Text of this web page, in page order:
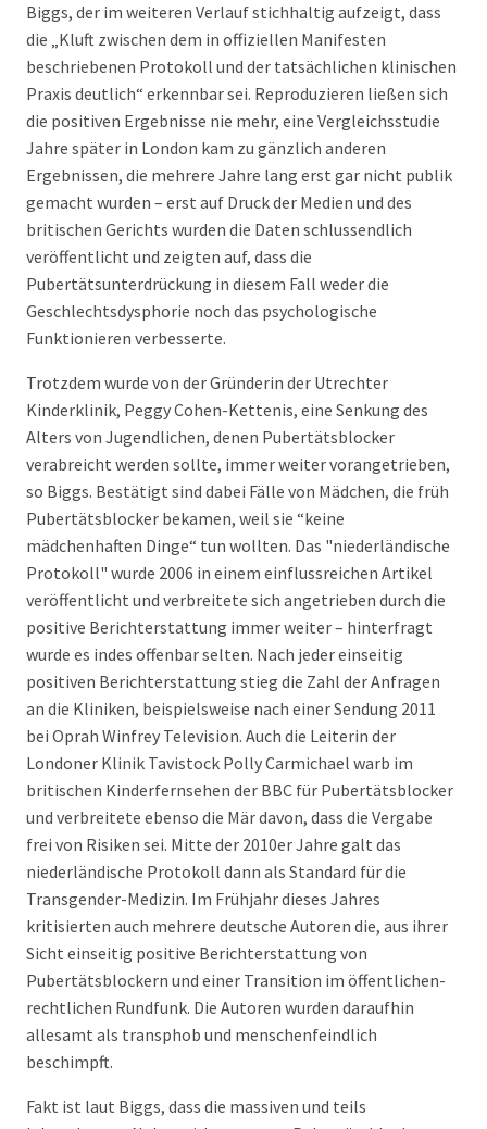
Biggs, der im weiteren Verlauf stichhaltig aufzeigt, dass
die „Kluft zwischen dem in offiziellen Manifesten
beschriebenen Protokoll und der tatsächlichen klinischen
Praxis deutlich“ erkennbar sei. Reproduzieren ließen sich
die positiven Ergebnisse nie mehr, eine Vergleichsstudie
Jahre später in London kam zu gänzlich anderen
Ergebnissen, die mehrere Jahre lang erst gar nicht publik
gemacht wurden – erst auf Druck der Medien und des
britischen Gerichts wurden die Daten schlussendlich
veröffentlicht und zeigten auf, dass die
Pubertätsunterdrückung in diesem Fall weder die
Geschlechtsdysphorie noch das psychologische
Funktionieren verbesserte.
Trotzdem wurde von der Gründerin der Utrechter
Kinderklinik, Peggy Cohen-Kettenis, eine Senkung des
Alters von Jugendlichen, denen Pubertätsblocker
verabreicht werden sollte, immer weiter vorangetrieben,
so Biggs. Bestätigt sind dabei Fälle von Mädchen, die früh
Pubertätsblocker bekamen, weil sie “keine
mädchenhaften Dinge“ tun wollten. Das "niederländische
Protokoll" wurde 2006 in einem einflussreichen Artikel
veröffentlicht und verbreitete sich angetrieben durch die
positive Berichterstattung immer weiter – hinterfragt
wurde es indes offenbar selten. Nach jeder einseitig
positiven Berichterstattung stieg die Zahl der Anfragen
an die Kliniken, beispielsweise nach einer Sendung 2011
bei Oprah Winfrey Television. Auch die Leiterin der
Londoner Klinik Tavistock Polly Carmichael warb im
britischen Kinderfernsehen der BBC für Pubertätsblocker
und verbreitete ebenso die Mär davon, dass die Vergabe
frei von Risiken sei. Mitte der 2010er Jahre galt das
niederländische Protokoll dann als Standard für die
Transgender-Medizin. Im Frühjahr dieses Jahres
kritisierten auch mehrere deutsche Autoren die, aus ihrer
Sicht einseitig positive Berichterstattung von
Pubertätsblockern und einer Transition im öffentlichen-
rechtlichen Rundfunk. Die Autoren wurden daraufhin
allesamt als transphob und menschenfeindlich
beschimpft.
Fakt ist laut Biggs, dass die massiven und teils